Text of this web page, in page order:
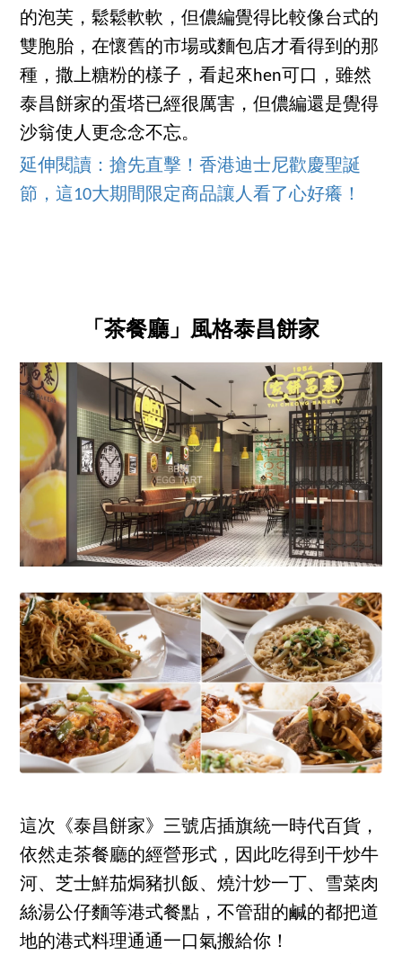
的泡芙，鬆鬆軟軟，但儂編覺得比較像台式的
雙胞胎，在懷舊的市場或麵包店才看得到的那
種，撒上糖粉的樣子，看起來hen可口，雖然
泰昌餅家的蛋塔已經很厲害，但儂編還是覺得
沙翁使人更念念不忘。
延伸閱讀：搶先直擊！香港迪士尼歡慶聖誕
節，這10大期間限定商品讓人看了心好癢！
「茶餐廳」風格泰昌餅家
這次《泰昌餅家》三號店插旗統一時代百貨，
依然走茶餐廳的經營形式，因此吃得到干炒牛
河、芝士鮮茄焗豬扒飯、燒汁炒一丁、雪菜肉
絲湯公仔麵等港式餐點，不管甜的鹹的都把道
地的港式料理通通一口氣搬給你！